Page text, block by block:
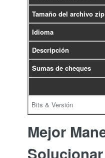
Tamaño del archivo zip
Idioma
Descripción
Sumas de cheques
Mejor